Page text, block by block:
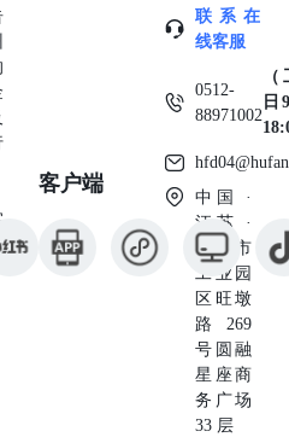
应时，将其排除在摊薄收益（亏
至2025年3月31日的三个月内，有
股被纳入每股摊薄收益的计算，包
票单位； (ii)70万股绩效奖金；以
该公司在截至2024年3月31日的三
此摊薄每股亏损与基本每股亏损相
日和2024年，分别有880万和1990万
每股摊薄收益（亏损）的计算之
用。 4. 资产负债表明细 公平价值
允价值持续计量的财务资产（单
类投资的公允价值基于可观察的输
曲线、报告交易、发行人价差、基
括市场研究报告。 承携金额及相关
投资类型如下（单位：千）： 截至
12月31日，投资应收利息分别为20
计入简明合并资产负债表的其他流动
日，短期投资将在2025年11月之前
客户端
联系在
线客服
0512-
88971002
日
中国 ·
江苏 ·
苏州市
工业园
区旺墩
路269
号圆融
星座商
务广场
33 层